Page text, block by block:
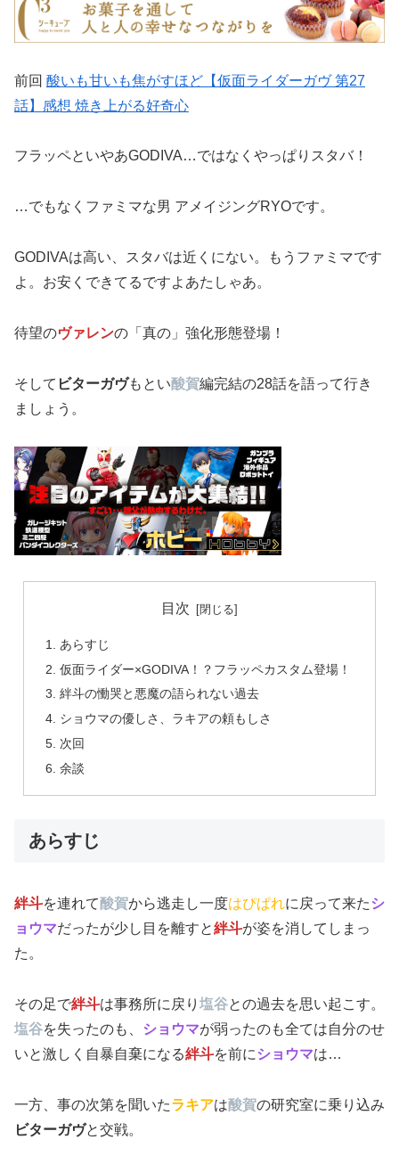
前回 酸いも甘いも焦がすほど【仮面ライダーガヴ 第27
話】感想 焼き上がる好奇心
フラッペといやあGODIVA…ではなくやっぱりスタバ！
…でもなくファミマな男 アメイジングRYOです。
GODIVAは高い、スタバは近くにない。もうファミマです
よ。お安くできてるですよあたしゃあ。
待望のヴァレンの「真の」強化形態登場！
そして ビターガヴもとい酸賀編完結の28話を語って行き
ましょう。
目次
あらすじ
仮面ライダー×GODIVA！？フラッペカスタム登場！
絆斗の慟哭と悪魔の語られない過去
ショウマの優しさ、ラキアの頼もしさ
次回
余談
あらすじ
絆斗を連れて酸賀から逃走し一度はぴぱれに戻って来た シ
ョウマだったが少し目を離すと絆斗が姿を消してしまっ
た。
その足で絆斗は事務所に戻り 塩谷との過去を思い起こす。
塩谷を失ったのも、 ショウマが弱ったのも全ては自分のせ
いと激しく自暴自棄になる絆斗を前に ショウマは…
一方、事の次第を聞いたラキアは酸賀の研究室に乗り込み
ビターガヴと交戦。